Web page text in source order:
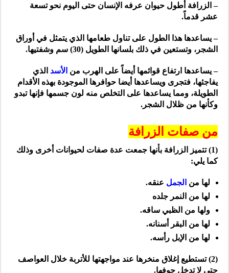
– الزرافة أطول حيوان عرفه الإنسان حتى اليوم نحو تسعة
عشر قدماً.
– يساعدها هذا الطول على تناول طعامها الذي يتمثل في أوراق
الشجر، وتستعين في ذلك بلسانها الطويل (30) سم وشفتيها.
– يساعدها ارتفاع قوائمها أيضاً على الهرب من الأسد الذي
يفاجئها، فتجرى ويساعدها أيضا حوافرها الموجودة بهذه الأقدام
الطويلة، ومما يساعدها على التخلص منه لون جسمها فإنها تبدو
وكأنها من ظلال الشجر.
من صفات الزرافة
(1) تتميز الزرافة بأنها جمعت عدة صفات لحيوانات أخرى وذلك
كما يلي:
لها من الجمل عنقه.
لها من النمر جلده
ولها من الظبي ساقه.
لها من البقر أسنانه.
لها من الإبل رأسه.
(2) تستطيع إغلاق منخرها عند مواجهتها للأتربة خلال العواصف
حتى لا تدخل جوفها.